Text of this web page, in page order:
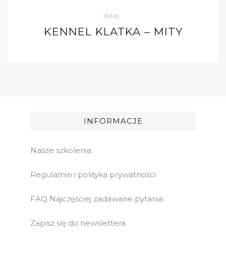
INNE
KENNEL KLATKA – MITY
INFORMACJE
Nasze szkolenia
Regulamin i polityka prywatności
FAQ Najczęściej zadawane pytania
Zapisz się do newslettera